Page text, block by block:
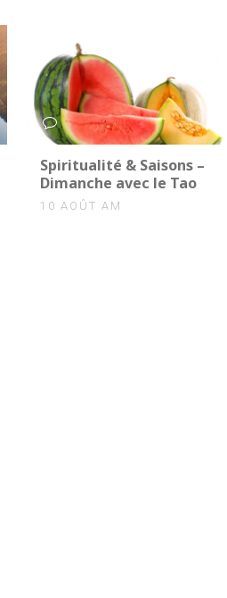
0
Spiritualité & Saisons –
Dimanche avec le Tao
10 AOÛT AM